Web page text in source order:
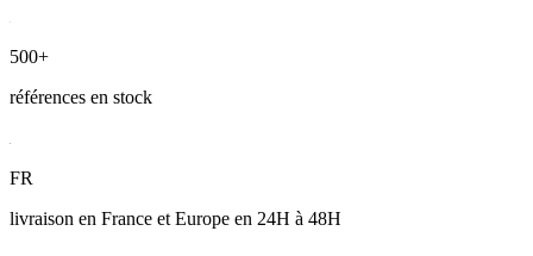
500+
références en stock
FR
livraison en France et Europe en 24H à 48H